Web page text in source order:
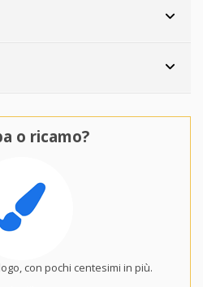
o ricamo?
con pochi centesimi in più.